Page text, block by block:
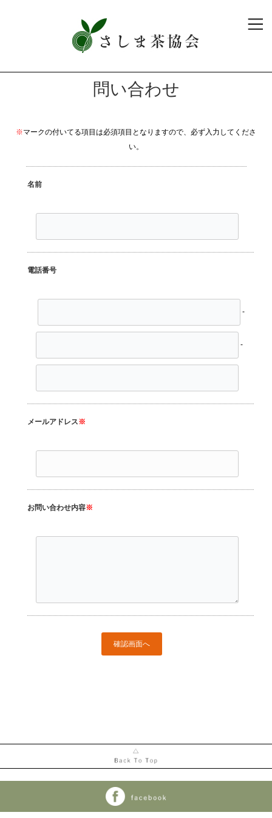
問い合わせ
※マークの付いてる項目は必須項目となりますので、必ず入力してくださ
い。
名前
電話番号
-
-
メールアドレス※
お問い合わせ内容※